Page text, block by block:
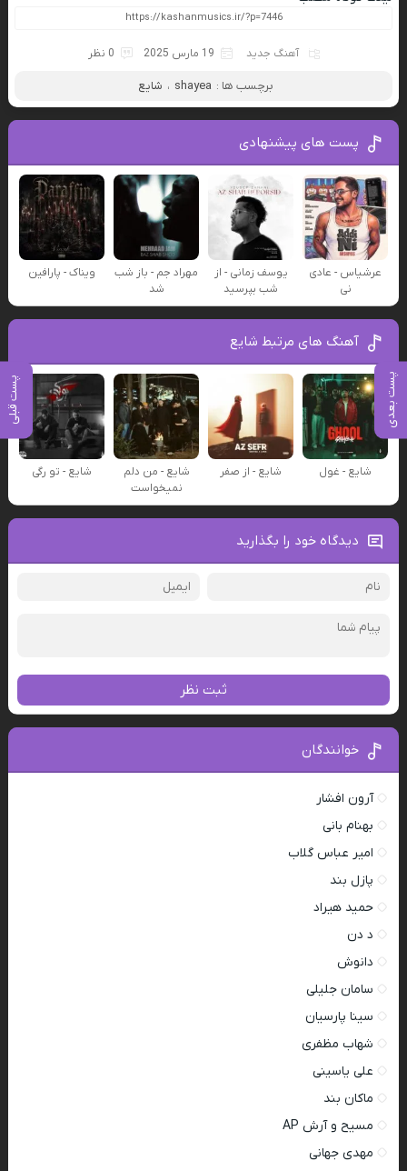
پست بعدی پست قبلی
آهنگ جدید 19 مارس 2025 0 نظر
برچسب ها : shayea ، شایع
پست های پیشنهادی
عرشیاس - عادی
نی
یوسف زمانی - از
شب بپرسید
مهراد جم - باز شب
شد
ویناک - پارافین
آهنگ های مرتبط شایع
شایع - غول شایع - از صفر
شایع - من دلم
نمیخواست
شایع - تو رگی
دیدگاه خود را بگذارید
ثبت نظر
خوانندگان
آرون افشار
بهنام بانی
امیر عباس گلاب
پازل بند
حمید هیراد
د دن
دانوش
سامان جلیلی
سینا پارسیان
شهاب مظفری
علی یاسینی
ماکان بند
مسیح و آرش AP
مهدی جهانی